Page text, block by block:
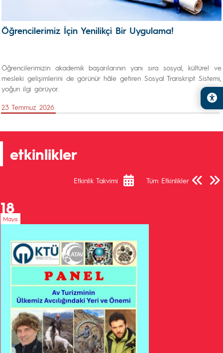
Öğrencilerimiz İçin Yenilikçi Bir Uygulama!
Öğrencilerimizin akademik başarılarının yanı sıra sosyal, kültürel ve
mesleki gelişimlerini de görünür hâle getiren Sosyal Transkript Sistemi,
yoğun ilgi görüyor.
23 Temmuz 2026
etkinlikler
Etkinlik Takvimi Tüm Etkinlikler
Önceki
18
Mayıs